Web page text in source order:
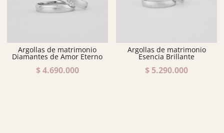
Argollas de matrimonio
Diamantes de Amor Eterno
$4.690.000
Argollas de matrimonio
Esencia Brillante
$ 5.290.000